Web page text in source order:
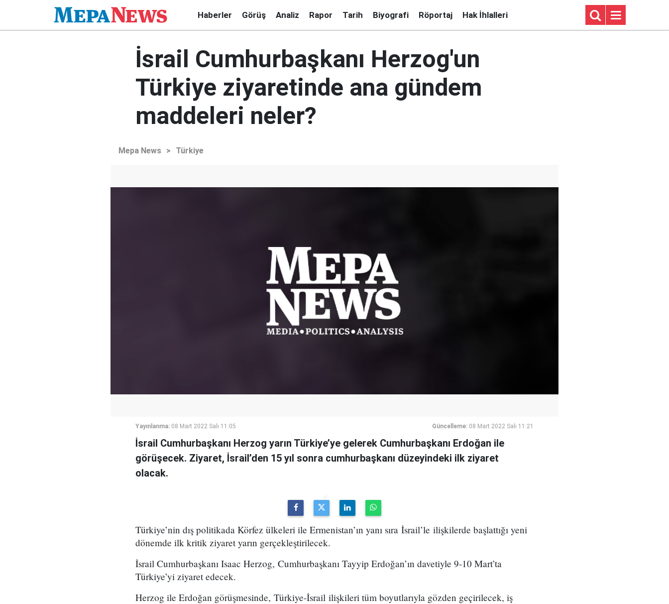
Haberler Görüş Analiz Rapor Tarih Biyografi Röportaj Hak İhlalleri
İsrail Cumhurbaşkanı Herzog'un
Türkiye ziyaretinde ana gündem
maddeleri neler?
Mepa News > Türkiye
Yayınlanma: 08 Mart 2022 Salı 11:05 Güncelleme: 08 Mart 2022 Salı 11:21
İsrail Cumhurbaşkanı Herzog yarın Türkiye’ye gelerek Cumhurbaşkanı Erdoğan ile
görüşecek. Ziyaret, İsrail’den 15 yıl sonra cumhurbaşkanı düzeyindeki ilk ziyaret
olacak.
Türkiye’nin dış politikada Körfez ülkeleri ile Ermenistan’ın yanı sıra İsrail’le ilişkilerde başlattığı yeni
dönemde ilk kritik ziyaret yarın gerçekleştirilecek.
İsrail Cumhurbaşkanı Isaac Herzog, Cumhurbaşkanı Tayyip Erdoğan’ın davetiyle 9-10 Mart’ta
Türkiye’yi ziyaret edecek.
Herzog ile Erdoğan görüşmesinde, Türkiye-İsrail ilişkileri tüm boyutlarıyla gözden geçirilecek, iş